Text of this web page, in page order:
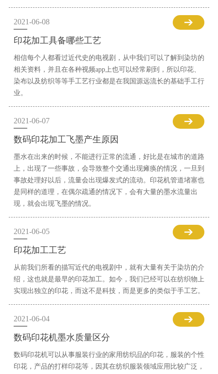
2021-06-08
印花加工具备哪些工艺
相信每个人都看过近代史的电视剧，从中我们可以了解到染坊的
相关资料，并且在各种视频app上也可以经常刷到，所以印花、
染布以及纺织等等手工艺行业都是在我国源远流长的基础手工行
业。
2021-06-07
数码印花加工飞墨产生原因
墨水在出来的时候，不能进行正常的流通，好比是在城市的道路
上，出现了一些事故，会导致整个交通出现瘫痪的情况，一旦到
事故处理好以后，流量会出现爆发式的流动。印花机管道堵塞也
是同样的道理，在偶尔疏通的情况下，会有大量的墨水流量出
现，就会出现飞墨的情况。
2021-06-05
印花加工工艺
从前我们所看的描写近代的电视剧中，就有大量有关于染坊的介
绍，这也就是最早的印花加工。如今，我们已经可以在纺织物上
实现出独立的印花，而这不是科技，而是更多的类似于手工艺。
2021-06-04
数码印花机墨水质量区分
数码印花机可以从事服装行业的家用纺织品的印花，服装的个性
印花，产品的打样印花等，因其在纺织服装领域应用比较广泛，